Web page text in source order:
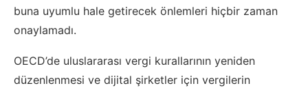
buna uyumlu hale getirecek önlemleri hiçbir zaman
onaylamadı.
OECD’de uluslararası vergi kurallarının yeniden
düzenlenmesi ve dijital şirketler için vergilerin